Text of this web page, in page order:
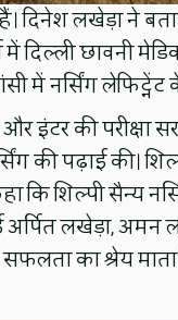
दिनेश लखेड़ा ने
में दिल्ली छावनी
में नर्सिंग
की परीक्षा
पढ़ाई की।
कि शिल्पी सैन्य
अर्पित लखेड़ा,
का श्रेय